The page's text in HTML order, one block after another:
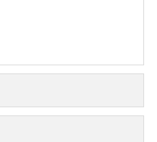
bidrar också till